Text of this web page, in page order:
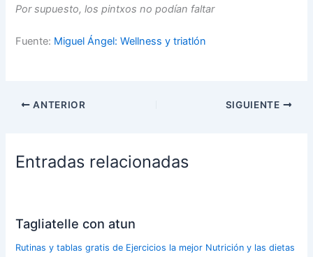
Por supuesto, los pintxos no podían faltar
Fuente: Miguel Ángel: Wellness y triatlón
ANTERIOR SIGUIENTE
Entradas relacionadas
Tagliatelle con atun
Rutinas y tablas gratis de Ejercicios la mejor Nutrición y las dietas